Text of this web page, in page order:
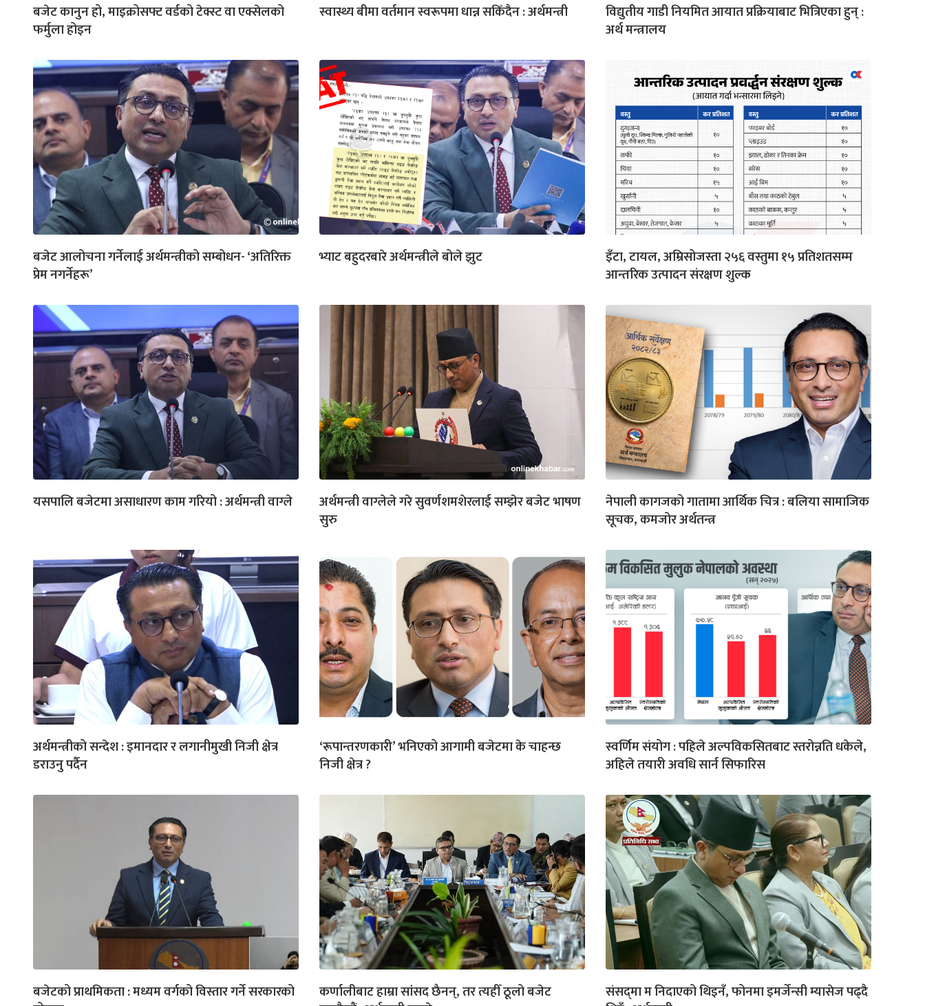
बजेट कानुन हो, माइक्रोसफ्ट वर्डको टेक्स्ट वा एक्सेलको
फर्मुला होइन
स्वास्थ्य बीमा वर्तमान स्वरूपमा धान्न सकिँदैन : अर्थमन्त्री
विद्युतीय गाडी नियमित आयात प्रक्रियाबाट भित्रिएका हुन् :
अर्थ मन्त्रालय
बजेट आलोचना गर्नेलाई अर्थमन्त्रीको सम्बोधन- ‘अतिरिक्त
प्रेम नगर्नेहरू’
भ्याट बहुदरबारे अर्थमन्त्रीले बोले झुट
इँटा, टायल, अम्रिसोजस्ता २५६ वस्तुमा १५ प्रतिशतसम्म
आन्तरिक उत्पादन संरक्षण शुल्क
यसपालि बजेटमा असाधारण काम गरियो : अर्थमन्त्री वाग्ले
अर्थमन्त्री वाग्लेले गरे सुवर्णशमशेरलाई सम्झेर बजेट भाषण
सुरु
नेपाली कागजको गातामा आर्थिक चित्र : बलिया सामाजिक
सूचक, कमजोर अर्थतन्त्र
अर्थमन्त्रीको सन्देश : इमानदार र लगानीमुखी निजी क्षेत्र
डराउनु पर्दैन
‘रूपान्तरणकारी’ भनिएको आगामी बजेटमा के चाहन्छ
निजी क्षेत्र ?
स्वर्णिम संयोग : पहिले अल्पविकसितबाट स्तरोन्नति धकेले,
अहिले तयारी अवधि सार्न सिफारिस
बजेटको प्राथमिकता : मध्यम वर्गको विस्तार गर्ने सरकारको
कर्णालीबाट हाम्रा सांसद छैनन्, तर त्यहीँ ठूलो बजेट
संसद्‌मा म निदाएको थिइनँ, फोनमा इमर्जेन्सी म्यासेज पढ्दै